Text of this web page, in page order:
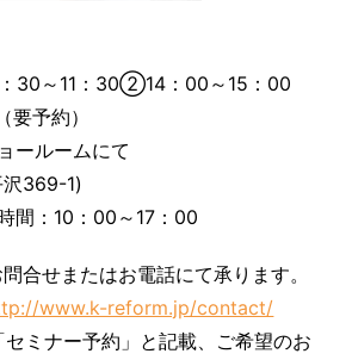
30～11：30②14：00～15：00
予約）
ールームにて
369-1)
間：10：00～17：00
合せまたはお電話にて承ります。
www.k-reform.jp/contact/
ミナー予約」と記載、ご希望のお